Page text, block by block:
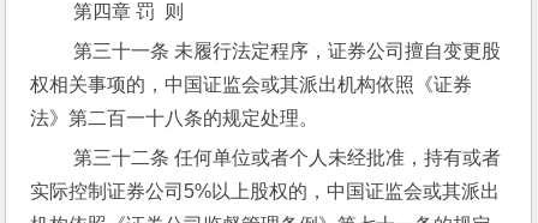
第四章 罚  则
第三十一条 未履行法定程序，证券公司擅自变更股
权相关事项的，中国证监会或其派出机构依照《证券
法》第二百一十八条的规定处理。
第三十二条 任何单位或者个人未经批准，持有或者
实际控制证券公司5%以上股权的，中国证监会或其派出